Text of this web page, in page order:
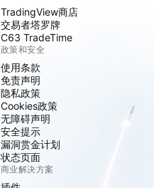
TradingView商店
交易者塔罗牌
C63 TradeTime
政策和安全
使用条款
免责声明
隐私政策
Cookies政策
无障碍声明
安全提示
漏洞赏金计划
状态页面
商业解决方案